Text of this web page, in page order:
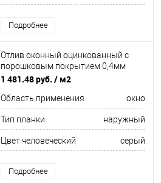
Подробнее
Отлив оконный оцинкованный c
порошковым покрытием 0,4мм
ширина более 625 мм RAL 9002
1 481.48 руб. / м2
Область применения окно
Тип планки наружный
Цвет человеческий серый
Подробнее